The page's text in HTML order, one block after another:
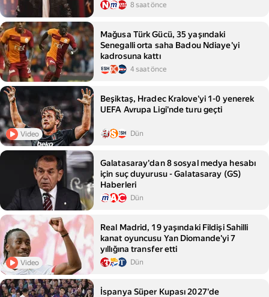
8 saat önce
Mağusa Türk Gücü, 35 yaşındaki
Senegalli orta saha Badou Ndiaye'yi
kadrosuna kattı
4 saat önce
Video
Beşiktaş, Hradec Kralove'yi 1-0 yenerek
UEFA Avrupa Ligi'nde turu geçti
Dün
Galatasaray'dan 8 sosyal medya hesabı
için suç duyurusu - Galatasaray (GS)
Haberleri
Dün
Video
Real Madrid, 19 yaşındaki Fildişi Sahilli
kanat oyuncusu Yan Diomande'yi 7
yıllığına transfer etti
Dün
İspanya Süper Kupası 2027'de